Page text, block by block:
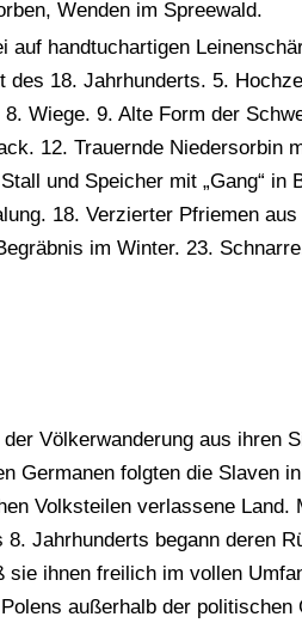
Wenden im Spreewald.
auf handtuchartigen
des 18. Jahrhunderts. 5.
Wiege. 9. Alte Form der
12. Trauernde Niedersorbin
und Speicher mit „Gang“
18. Verzierter Pfriemen
im Winter. 23.
Völkerwanderung aus ihren
Germanen folgten die Slaven
Volksteilen verlassene
8. Jahrhunderts begann deren
sie ihnen freilich im vollen
außerhalb der